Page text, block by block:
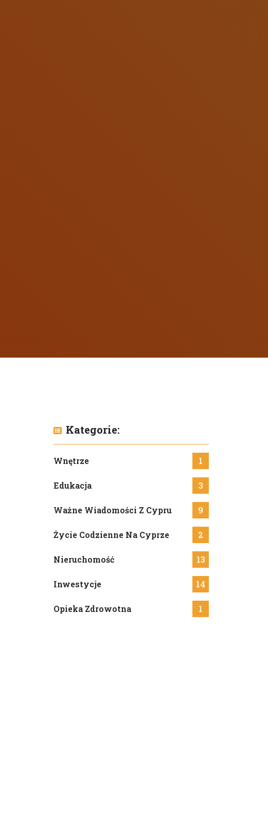
Kategorie:
Wnętrze 1
Edukacja 3
Ważne Wiadomości Z Cypru 9
Życie Codzienne Na Cyprze 2
Nieruchomość 13
Inwestycje 14
Opieka Zdrowotna 1